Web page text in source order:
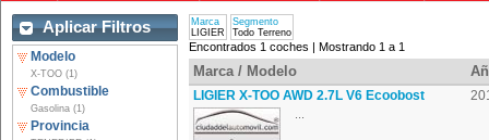
Aplicar Filtros
Modelo
X-TOO (1)
Combustible
Gasolina (1)
Provincia
Marca
LIGIER
Segmento
Todo Terreno
Encontrados 1 coches | Mostrando 1 a 1
Marca / Modelo
LIGIER X-TOO AWD 2.7L V6 Ecoobost